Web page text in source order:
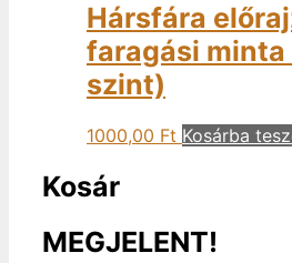
Hársfára
faragási minta
szint)
1000,00 Ft Kosárba
Kosár
MEGJELENT!